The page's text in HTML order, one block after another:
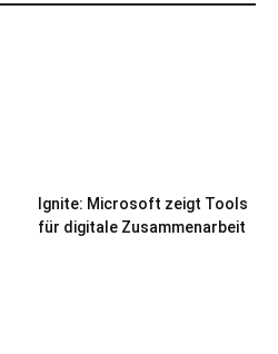
Ignite: Microsoft zeigt Tools
für digitale Zusammenarbeit